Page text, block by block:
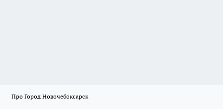
Про Город Новочебоксарск